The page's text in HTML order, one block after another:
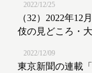
2022/12/25
（32）2022年
伎の見どころ・
2022/12/09
東京新聞の連載